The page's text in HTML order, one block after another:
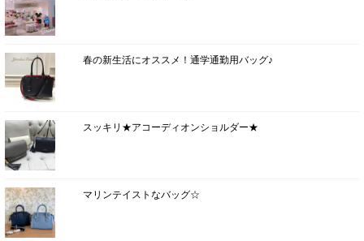
春の新生活にオススメ！通学通勤用バッグ♪
スッキリ★アコーディオンショルダー★
マリンテイストなバッグ☆